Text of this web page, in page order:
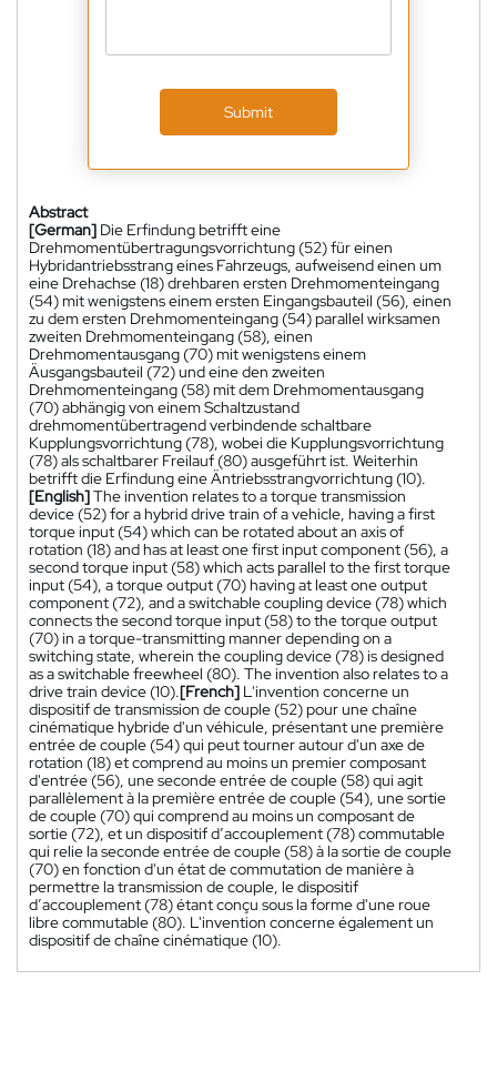
Submit
Abstract
[German] Die Erfindung betrifft eine
Drehmomentübertragungsvorrichtung (52) für einen
Hybridantriebsstrang eines Fahrzeugs, aufweisend einen um
eine Drehachse (18) drehbaren ersten Drehmomenteingang
(54) mit wenigstens einem ersten Eingangsbauteil (56), einen
zu dem ersten Drehmomenteingang (54) parallel wirksamen
zweiten Drehmomenteingang (58), einen
Drehmomentausgang (70) mit wenigstens einem
Äusgangsbauteil (72) und eine den zweiten
Drehmomenteingang (58) mit dem Drehmomentausgang
(70) abhängig von einem Schaltzustand
drehmomentübertragend verbindende schaltbare
Kupplungsvorrichtung (78), wobei die Kupplungsvorrichtung
(78) als schaltbarer Freilauf (80) ausgeführt ist. Weiterhin
betrifft die Erfindung eine Äntriebsstrangvorrichtung (10).
[English]The invention relates to a torque transmission
device (52) for a hybrid drive train of a vehicle, having a first
torque input (54) which can be rotated about an axis of
rotation (18) and has at least one first input component (56), a
second torque input (58) which acts parallel to the first torque
input (54), a torque output (70) having at least one output
component (72), and a switchable coupling device (78) which
connects the second torque input (58) to the torque output
(70) in a torque-transmitting manner depending on a
switching state, wherein the coupling device (78) is designed
as a switchable freewheel (80). The invention also relates to a
drive train device (10).[French] L'invention concerne un
dispositif de transmission de couple (52) pour une chaîne
cinématique hybride d'un véhicule, présentant une première
entrée de couple (54) qui peut tourner autour d'un axe de
rotation (18) et comprend au moins un premier composant
d'entrée (56), une seconde entrée de couple (58) qui agit
parallèlement à la première entrée de couple (54), une sortie
de couple (70) qui comprend au moins un composant de
sortie (72), et un dispositif d’accouplement (78) commutable
qui relie la seconde entrée de couple (58) à la sortie de couple
(70) en fonction d'un état de commutation de manière à
permettre la transmission de couple, le dispositif
d’accouplement (78) étant conçu sous la forme d'une roue
libre commutable (80). L'invention concerne également un
dispositif de chaîne cinématique (10).